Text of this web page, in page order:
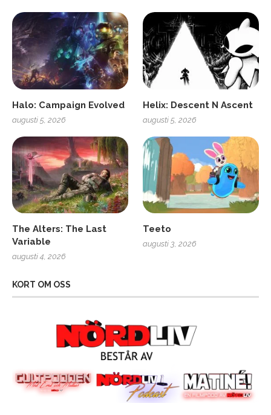
Halo: Campaign Evolved
augusti 5, 2026
Helix: Descent N Ascent
augusti 5, 2026
The Alters: The Last
Variable
augusti 4, 2026
Teeto
augusti 3, 2026
KORT OM OSS